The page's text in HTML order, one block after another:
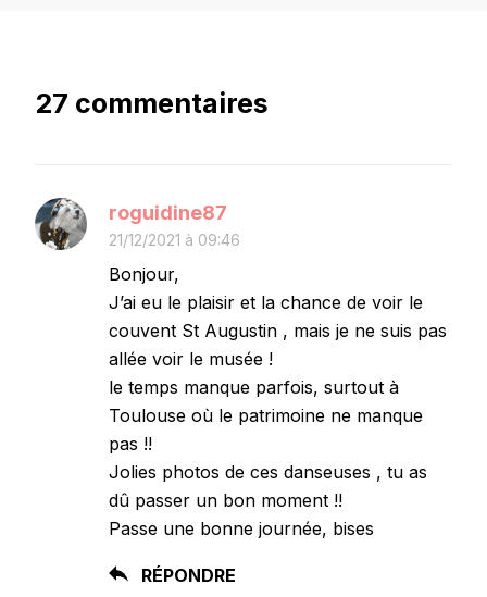
27 commentaires
roguidine87
21/12/2021 à 09:46
Bonjour,
J’ai eu le plaisir et la chance de voir le
couvent St Augustin , mais je ne suis pas
allée voir le musée !
le temps manque parfois, surtout à
Toulouse où le patrimoine ne manque
pas !!
Jolies photos de ces danseuses , tu as
dû passer un bon moment !!
Passe une bonne journée, bises
RÉPONDRE